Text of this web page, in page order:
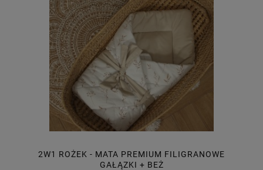
2W1 ROŻEK - MATA PREMIUM FILIGRANOWE
GAŁĄZKI + BEŻ